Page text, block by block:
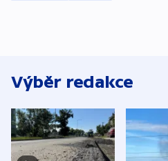
Výběr redakce